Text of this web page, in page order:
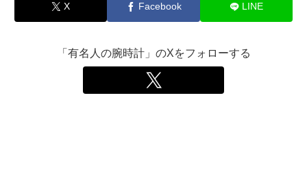
X Facebook LINE
「有名人の腕時計」のXをフォローする